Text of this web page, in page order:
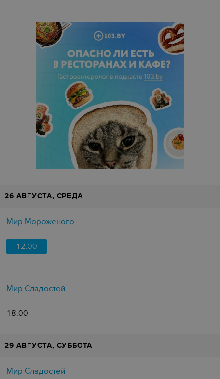
26 АВГУСТА, СРЕДА
Мир Мороженого
12:00
Мир Сладостей
18:00
29 АВГУСТА, СУББОТА
Мир Сладостей